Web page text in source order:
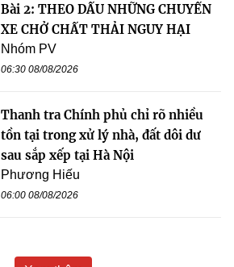
Bài 2: THEO DẤU NHỮNG CHUYẾN
XE CHỞ CHẤT THẢI NGUY HẠI
Nhóm PV
06:30 08/08/2026
Thanh tra Chính phủ chỉ rõ nhiều
tồn tại trong xử lý nhà, đất dôi dư
sau sắp xếp tại Hà Nội
Phương Hiếu
06:00 08/08/2026